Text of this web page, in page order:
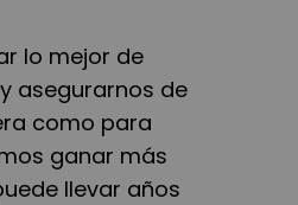
lo mejor de
asegurarnos de
como para
ganar más
llevar años